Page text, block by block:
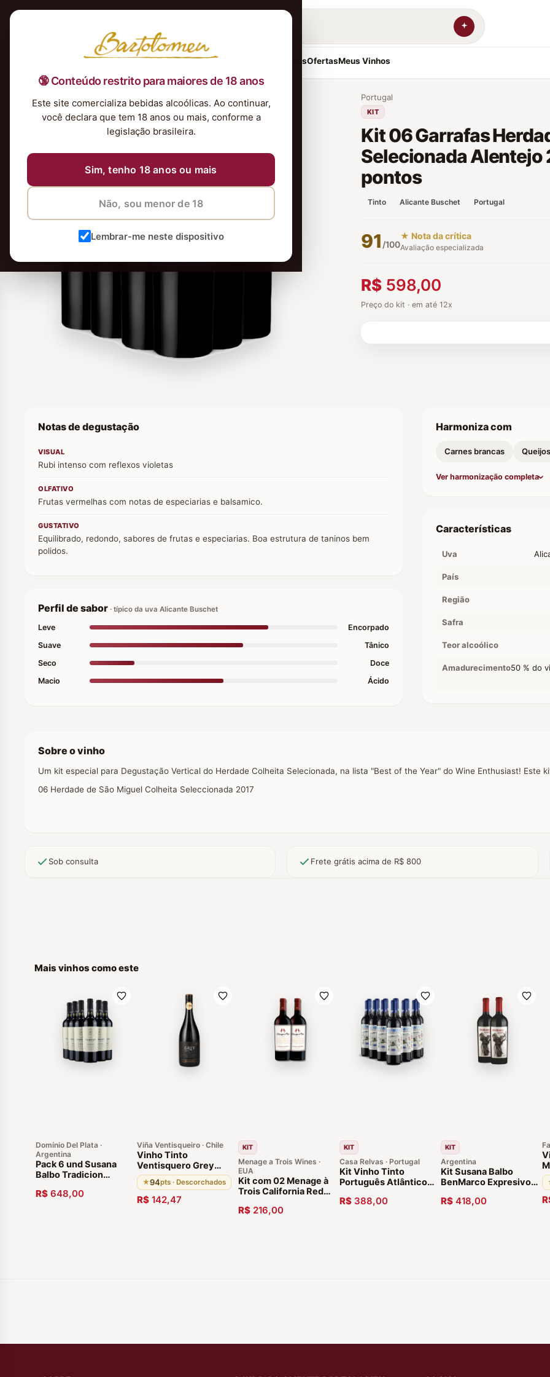
🔞 Conteúdo restrito para maiores de 18 anos
Este site comercializa bebidas alcoólicas. Ao continuar,
você declara que tem 18 anos ou mais, conforme a
legislação brasileira.
Sim, tenho 18 anos ou mais
Não, sou menor de 18
Lembrar-me neste dispositivo
Nossa Seleção TintosBrancosEspumantesRosés Kits & PresentesOfertasMeus Vinhos
Portugal
KIT
Kit 06 Garrafas
Selecionada Alentejo
pontos
Tinto Alicante Buschet Portugal
91 /100
★ Nota da crítica
Avaliação especializada
R$ 598,00
Preço do kit · em até 12x
Notas de degustação
VISUAL
Rubi intenso com reflexos violetas
OLFATIVO
Frutas vermelhas com notas de especiarias e balsamico.
GUSTATIVO
Equilibrado, redondo, sabores de frutas e especiarias. Boa estrutura de taninos bem
polidos.
Perfil de sabor · típico da uva Alicante Buschet
Leve
Encorpado
Suave
Tânico
Seco
Doce
Macio
Ácido
Harmoniza com
Carnes brancas Queijos
Ver harmonização completa
Características
Uva
País
Região
Safra
Teor alcoólico
Amadurecimento50 % do
Sobre o vinho
Um kit especial para Degustação Vertical do Herdade Colheita Selecionada, na lista "Best of the Year" do Wine Enthusiast! Este
06 Herdade de São Miguel Colheita Seleccionada 2017
Sob consulta Frete grátis acima de R$ 800
Mais vinhos como este
Domínio Del Plata ·
Argentina
Pack 6 und Susana
Balbo Tradicion
2014
R$ 648,00
Viña Ventisqueiro · Chile
Vinho Tinto
Ventisquero Grey
Single Block GCM
2015 94 Pontos
★94pts · Descorchados
R$ 142,47
KIT
Menage a Trois Wines ·
EUA
Kit com 02 Menage à
Trois California Red
Americanos
R$ 216,00
KIT
Casa Relvas · Portugal
Kit Vinho Tinto
Português Atlântico
- 12 garrafas
R$ 388,00
KIT
Argentina
Kit Susana Balbo
BenMarco Expresivo
2017- 2 Garrafas
R$ 418,00